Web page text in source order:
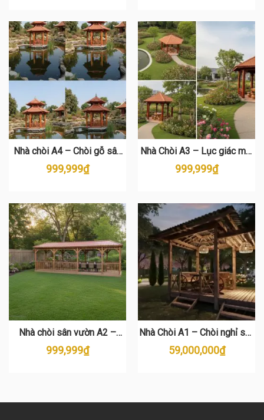
Nhà chòi A4 – Chòi gỗ sân
vườn bát giác mái ngói cho
hồ Koi, resort, biệt thự vườn
999,999₫
Nhà Chòi A3 – Lục giác mái
ngói đỏ, cột gỗ tròn
999,999₫
Nhà chòi sân vườn A2 –
Chòi gỗ mái tôn dài, bền đẹp
999,999₫
Nhà Chòi A1 – Chòi nghỉ sân
vườn gỗ đẹp
59,000,000₫